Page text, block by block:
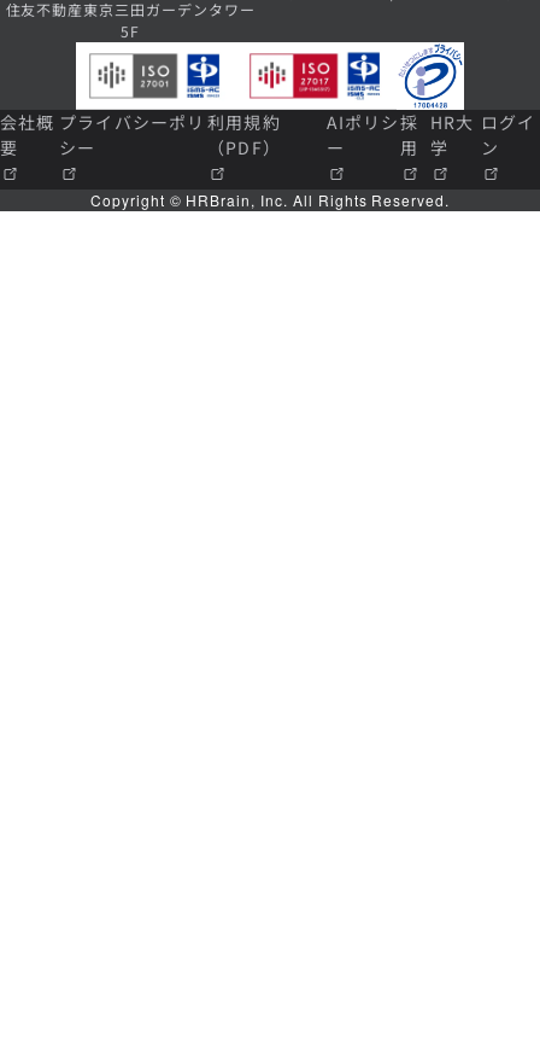
住友不動産東京三田ガーデンタワー
5F
会社概
要
プライバシーポリ
シー
利用規約
（PDF）
AIポリシ
ー
採
用
HR大
学
ログイ
ン
Copyright © HRBrain, Inc. All Rights Reserved.